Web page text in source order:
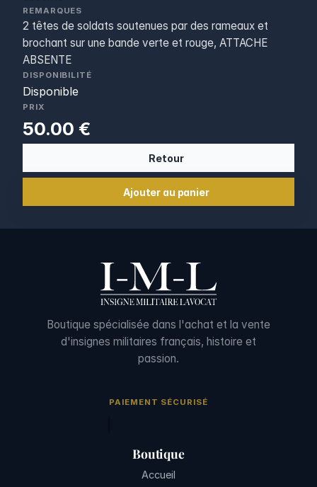
REMARQUES
2 têtes de soldats soutenues par des rameaux et
brochant sur une bande verte et rouge, ATTACHE
ABSENTE
DISPONIBILITÉ
Disponible
PRIX
50.00 €
Retour
Ajouter au panier
Boutique spécialisée dans l'achat et la vente
d'insignes militaires français, histoire et
passion.
PAIEMENT SÉCURISÉ
Boutique
Accueil